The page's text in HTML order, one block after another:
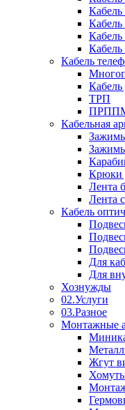
Кабель
Кабель
Кабель
ТРП
Кабельная
Крюки
Лента
Лента
Кабель
Для
Для
Хознужды
02.Услуги
03.Разное
Монтажные
Жгут